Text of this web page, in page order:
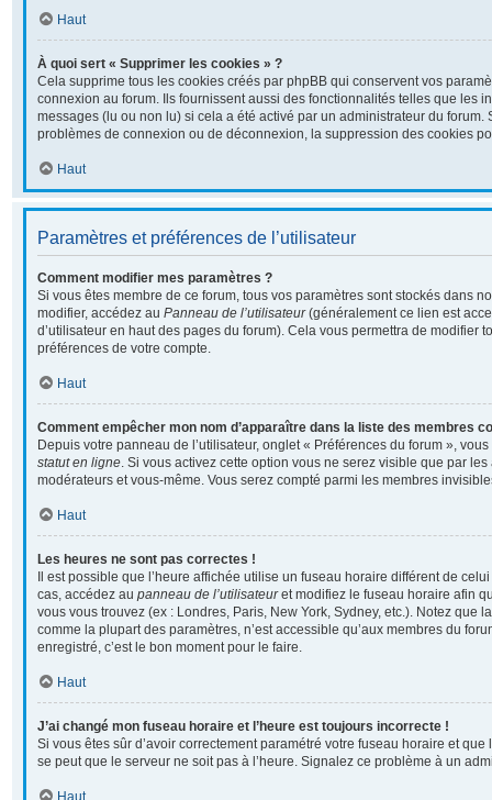
Haut
À quoi sert « Supprimer les cookies » ?
Cela supprime tous les cookies créés par phpBB qui conservent vos
connexion au forum. Ils fournissent aussi des fonctionnalités telles que les
messages (lu ou non lu) si cela a été activé par un administrateur du forum.
problèmes de connexion ou de déconnexion, la suppression des cookies
Haut
Paramètres et préférences de l’utilisateur
Comment modifier mes paramètres ?
Si vous êtes membre de ce forum, tous vos paramètres sont stockés dans
modifier, accédez au Panneau de l’utilisateur(généralement ce lien est
d’utilisateur en haut des pages du forum). Cela vous permettra de modifier
préférences de votre compte.
Haut
Comment empêcher mon nom d’apparaître dans la liste des membres
Depuis votre panneau de l’utilisateur, onglet « Préférences du forum »,
statut en ligne. Si vous activez cette option vous ne serez visible que par
modérateurs et vous-même. Vous serez compté parmi les membres
Haut
Les heures ne sont pas correctes !
Il est possible que l’heure affichée utilise un fuseau horaire différent de
cas, accédez au panneau de l’utilisateuret modifiez le fuseau horaire afin
vous vous trouvez (ex : Londres, Paris, New York, Sydney, etc.). Notez que
comme la plupart des paramètres, n’est accessible qu’aux membres du
enregistré, c’est le bon moment pour le faire.
Haut
J’ai changé mon fuseau horaire et l’heure est toujours incorrecte !
Si vous êtes sûr d’avoir correctement paramétré votre fuseau horaire et que
se peut que le serveur ne soit pas à l’heure. Signalez ce problème à un
Haut